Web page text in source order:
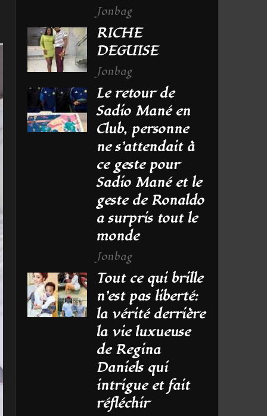
Jonbag
RICHE
DEGUISE
Jonbag
Le retour de
Sadio Mané en
Club, personne
ne s’attendait à
ce geste pour
Sadio Mané et le
geste de Ronaldo
a surpris tout le
monde
Jonbag
Tout ce qui brille
n’est pas liberté:
la vérité derrière
la vie luxueuse
de Regina
Daniels qui
intrigue et fait
réfléchir